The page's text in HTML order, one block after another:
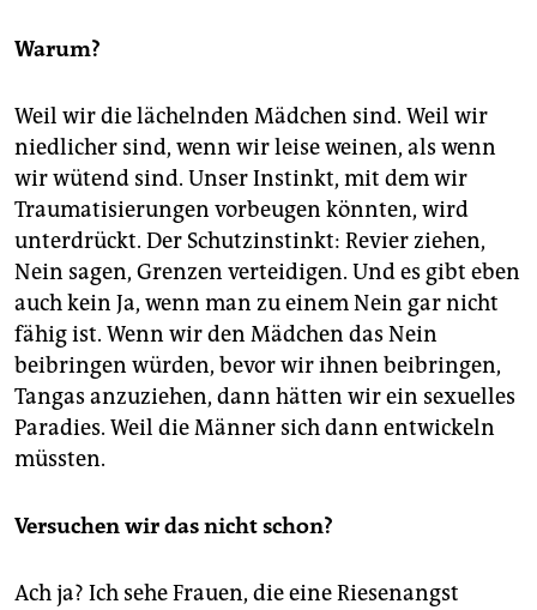
Warum?
Weil wir die lächelnden Mädchen sind. Weil wir
niedlicher sind, wenn wir leise weinen, als wenn
wir wütend sind. Unser Instinkt, mit dem wir
Traumatisierungen vorbeugen könnten, wird
unterdrückt. Der Schutzin­stinkt: Revier ziehen,
Nein sagen, Grenzen verteidigen. Und es gibt eben
auch kein Ja, wenn man zu einem Nein gar nicht
fähig ist. Wenn wir den Mädchen das Nein
beibringen würden, bevor wir ihnen beibringen,
Tangas anzuziehen, dann hätten wir ein sexuelles
Paradies. Weil die Männer sich dann entwickeln
müssten.
Versuchen wir das nicht schon?
Ach ja? Ich sehe Frauen, die eine Riesenangst